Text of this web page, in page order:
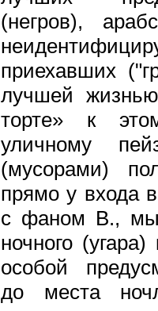
(негров),
приехавших
лучшей
торте» к
уличному
(мусорами)
прямо у входа
с фаном В., мы
ночного
особой
до места